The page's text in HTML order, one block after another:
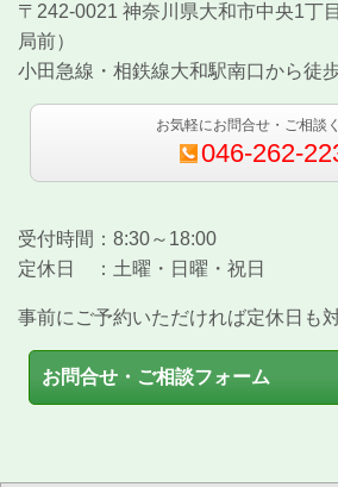
〒242-0021 神奈川県大和市中央1丁
局前）
小田急線・相鉄線大和駅南口から徒
お気軽にお問合せ・ご相談
046-262-
受付時間：8:30～18:00
定休日 ：土曜・日曜・祝日
事前にご予約いただければ定休日も
お問合せ・ご相談フォーム